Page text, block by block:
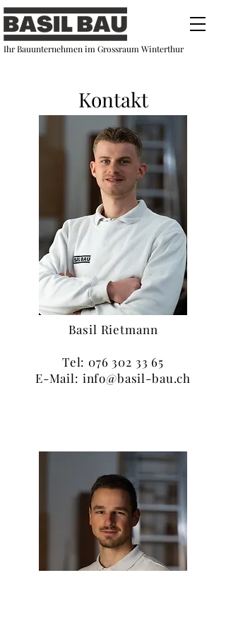
Ihr Bauunternehmen im Grossraum Winterthur
Kontakt
Basil Rietmann
Tel: 076 302 33 65
E-Mail: info@basil-bau.ch